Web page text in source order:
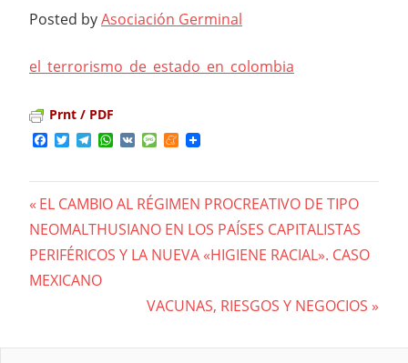
Posted byAsociación Germinal
el_terrorismo_de_estado_en_colombia
Prnt / PDF
Facebook
TwitterTelegram
WhatsApp
VK MessageMeneame
Navegación
de
Previous
Post:
EL CAMBIO AL RÉGIMEN PROCREATIVO DE TIPO
NEOMALTHUSIANO EN LOS PAÍSES CAPITALISTAS
PERIFÉRICOS Y LA NUEVA «HIGIENE RACIAL». CASO
MEXICANO
Next
VACUNAS, RIESGOS Y NEGOCIOS